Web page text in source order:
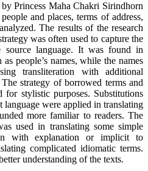
Princess Maha Chakri Sirindhorn
and places, terms of address,
The results of the research
was often used to capture the
source language. It was found in
people’s names, while the names
transliteration with additional
strategy of borrowed terms and
for stylistic purposes. Substitutions
were applied in translating
more familiar to readers. The
used in translating some simple
with explanation or implicit to
complicated idiomatic terms.
understanding of the texts.